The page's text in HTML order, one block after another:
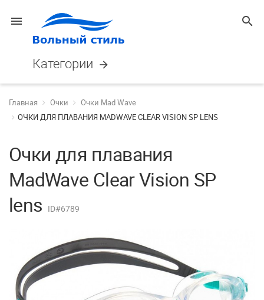
menu search
Категории arrow_forward
Главная Очки
Очки Mad Wave
ОЧКИ ДЛЯ ПЛАВАНИЯ MADWAVE CLEAR VISION SP LENS
Очки для плавания
MadWave Clear Vision SP
lens ID#6789